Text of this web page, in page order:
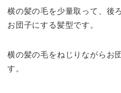
横の髪の毛を少量取って、後
お団子にする髪型です。
横の髪の毛をねじりながらお
す。